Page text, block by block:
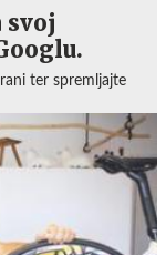
svoj
ter spremljajte